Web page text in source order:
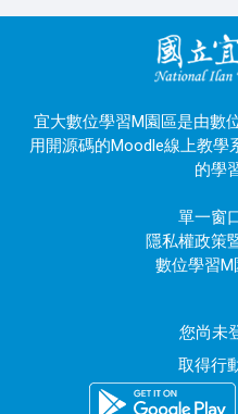
宜大數位學習M園區是由數
用開源碼的Moodle線上教學
的學
單一窗
隱私權政策
數位學習
您尚未
取得行